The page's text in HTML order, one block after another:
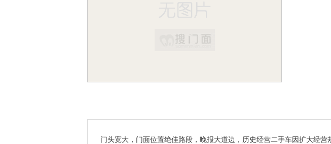
门头宽大，门面位置绝佳路段，晚报大道边，历史经营二手车因扩大经